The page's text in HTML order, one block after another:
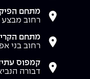
מתחם
רחוב מבצע קדש 38,
מתחם
רחוב בני אפרים 218,
קמפוס
דבורה הנביאה 121, תל אביב, בניין